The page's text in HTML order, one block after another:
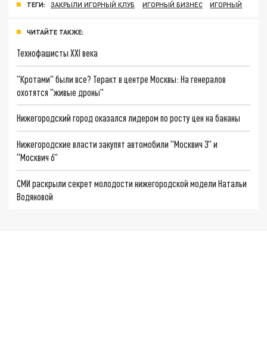
ТЕГИ: ЗАКРЫЛИ ИГОРНЫЙ КЛУБ ИГОРНЫЙ БИЗНЕС ИГОРНЫЙ
ЧИТАЙТЕ ТАКЖЕ:
Технофашисты XXI века
"Кротами" были все? Теракт в центре Москвы: На генералов
охотятся "живые дроны"
Нижегородский город оказался лидером по росту цен на бананы
Нижегородские власти закупят автомобили "Москвич 3" и
"Москвич 6"
СМИ раскрыли секрет молодости нижегородской модели Натальи
Водяновой